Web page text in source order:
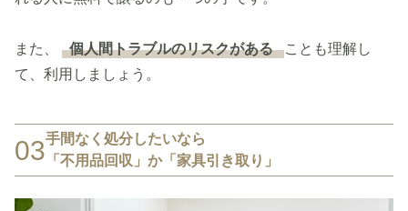
また、 個人間トラブルのリスクがある ことも理解し
て、利用しましょう。
03手間なく処分したいなら
「不用品回収」か「家具引き取り」